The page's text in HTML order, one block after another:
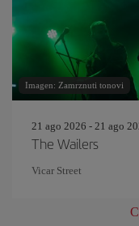
Imagen: Zamrznuti tonovi
21 ago 2026 - 21 ago
The Wailers
Vicar Street